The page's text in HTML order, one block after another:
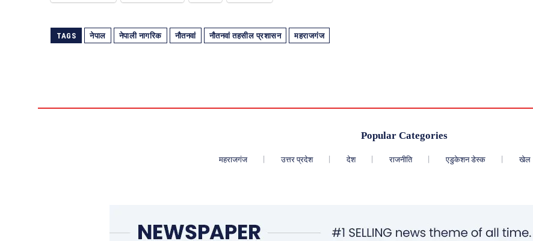
TAGS नेपाल नेपाली नागरिक नौतनवां नौतनवां तहसील प्रशासन महराजगंज
Popular Categories
महराजगंज उत्तर प्रदेश देश राजनीति एडुकेशन डेस्क खेल